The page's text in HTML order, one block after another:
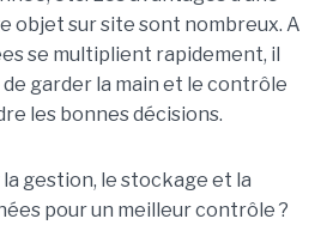
objet sur site sont nombreux. A
se multiplient rapidement, il
garder la main et le contrôle
les bonnes décisions.
gestion, le stockage et la
pour un meilleur contrôle ?